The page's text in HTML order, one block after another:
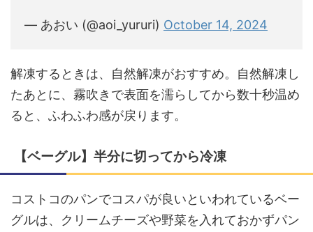
— あおい (@aoi_yururi) October 14, 2024
解凍するときは、自然解凍がおすすめ。自然解凍し
たあとに、霧吹きで表面を濡らしてから数十秒温め
ると、ふわふわ感が戻ります。
【ベーグル】半分に切ってから冷凍
コストコのパンでコスパが良いといわれているベー
グルは、クリームチーズや野菜を入れておかずパン